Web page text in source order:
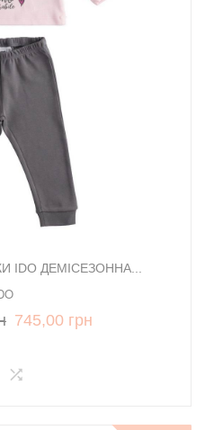
IDO ДЕМІСЕЗОННА...
745,00 грн